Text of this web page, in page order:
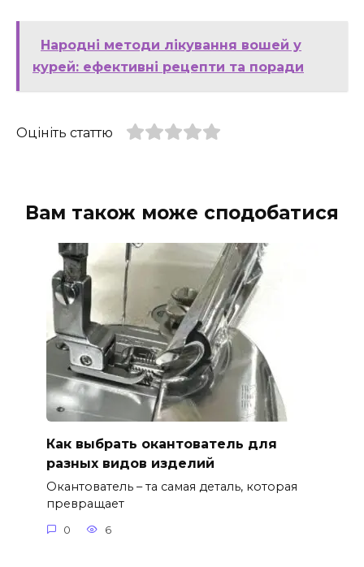
Народні методи лікування вошей у
курей: ефективні рецепти та поради
Оцініть статтю
Вам також може сподобатися
Как выбрать окантователь для
разных видов изделий
Окантователь – та самая деталь, которая
превращает
0 6